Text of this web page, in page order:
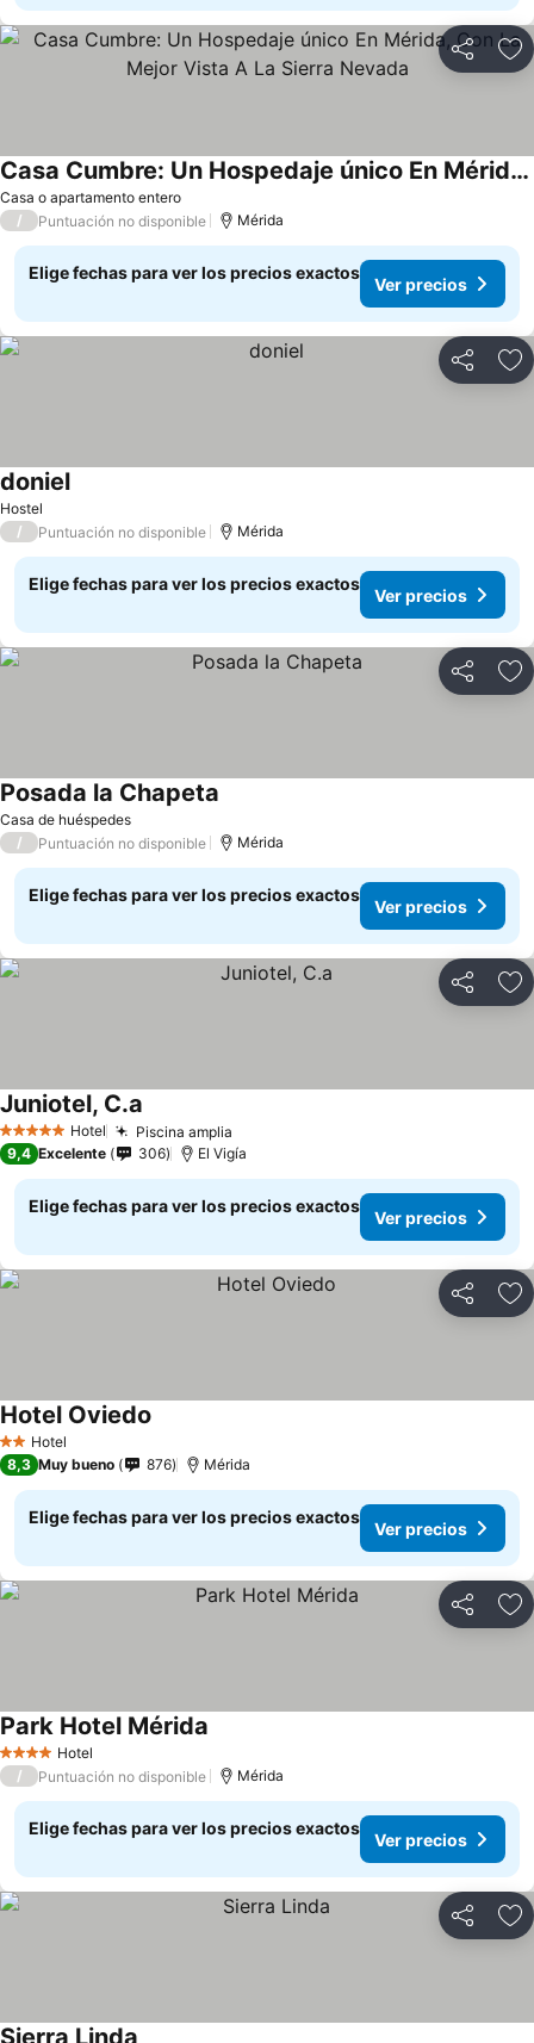
Compartir
Casa o apartamento entero
Casa Cumbre: Un Hospedaje único En Mérida, Con La Mejor Vista A La Sierra Nevada
Ver precios
/ Puntuación no disponible Mérida
Elige fechas para ver los precios exactos
Ver precios
Compartir
Hostel
donielVer precios
/ Puntuación no disponible Mérida
Elige fechas para ver los precios exactos
Ver precios
Compartir
Casa de huéspedes
Posada la Chapeta
/ Puntuación no disponible Mérida
Elige fechas para ver los precios exactos
Ver precios
Compartir
5 Estrellas Hotel Piscina amplia
Juniotel, C.a
9,4 Excelente 306 El Vigía
Elige fechas para ver los precios exactos
Ver precios
Compartir
2 Estrellas
Hotel
Hotel Oviedo
8,3 Muy bueno 876 Mérida
Elige fechas para ver los precios exactos
Ver precios
Compartir
4 EstrellasHotel
Park Hotel Mérida
/ Puntuación no disponible Mérida
Elige fechas para ver los precios exactos
Ver precios
Compartir
Sierra Linda